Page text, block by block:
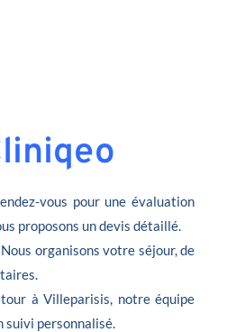
vous pour une évaluation
proposons un devis détaillé.
Nous organisons votre séjour, de
à Villeparisis, notre équipe
suivi personnalisé.